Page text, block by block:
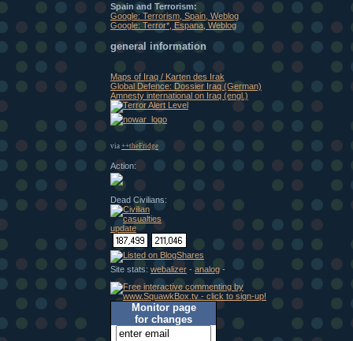
Spain and Terrorism:
Google: Terrorism, Spain, Weblog
Google: Terror*, Espana, Weblog
general information
Maps of Iraq / Karten des Irak
Global Defence: Dossier Iraq (German)
Amnesty international on Iraq (engl.)
via ++theFridge
Action:
Dead Civilians:
Site stats: webalizer - analog -
Monitor page
for changes